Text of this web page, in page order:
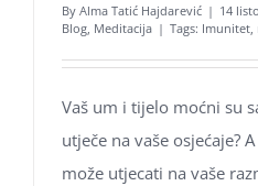
By Alma Tatić Hajdarević | 14
Blog, Meditacija | Tags: Imunitet,
Vaš um i tijelo moćni su
utječe na vaše osjećaje?
može utjecati na vaše